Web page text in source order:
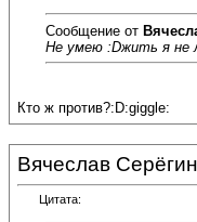
Сообщение от
Не умею :Dжить я не
Кто ж против?:D:giggle:
Вячеслав Серёгин
Цитата: